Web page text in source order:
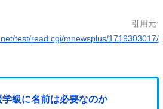
引用元:
test/read.cgi/mnewsplus/1719303017/
学級に名前は必要なのか